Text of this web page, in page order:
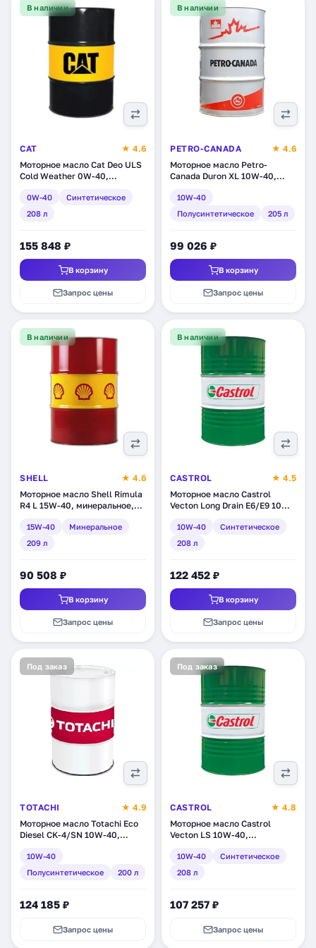
В наличии
CAT
★ 4.6
Моторное масло Cat Deo ULS
Cold Weather 0W-40,
8470)
0W-40
Синтетическое
208 л
155 848 ₽
В корзину
Запрос цены
В наличии
PETRO-CANADA
★ 4.6
Моторное масло Petro-
Canada Duron XL 10W-40,
(DXL14DRM)
10W-40
Полусинтетическое
205 л
99 026 ₽
В корзину
Запрос цены
В наличии
SHELL
★ 4.6
Моторное масло Shell Rimula
R4 L 15W-40, минеральное,
15W-40
Минеральное
209 л
90 508 ₽
В корзину
Запрос цены
В наличии
CASTROL
★ 4.5
Моторное масло Castrol
Vecton Long Drain E6/E9 10W-
(157AF1)
10W-40
Синтетическое
208 л
122 452 ₽
В корзину
Запрос цены
Под заказ
TOTACHI
★ 4.9
Моторное масло Totachi Eco
Diesel CK-4/SN 10W-40,
(E132Z)
10W-40
Полусинтетическое
200 л
124 185 ₽
Запрос цены
Под заказ
CASTROL
★ 4.8
Моторное масло Castrol
Vecton LS 10W-40,
(1532A7)
10W-40
Синтетическое
208 л
107 257 ₽
Запрос цены